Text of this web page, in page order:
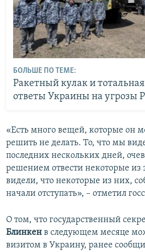
БОЛЬШЕ ПО ТЕМЕ:
Ракетный кулак и
ответы Украины на угрозы
«Есть много вещей, которые он
решить не делать. То, что мы
последних нескольких дней,
решением отвести некоторые из
видели, что некоторые из них,
начали отступать», – отметил
О том, что государственный
Блинкен в следующем месяце
визитом в Украину, ранее